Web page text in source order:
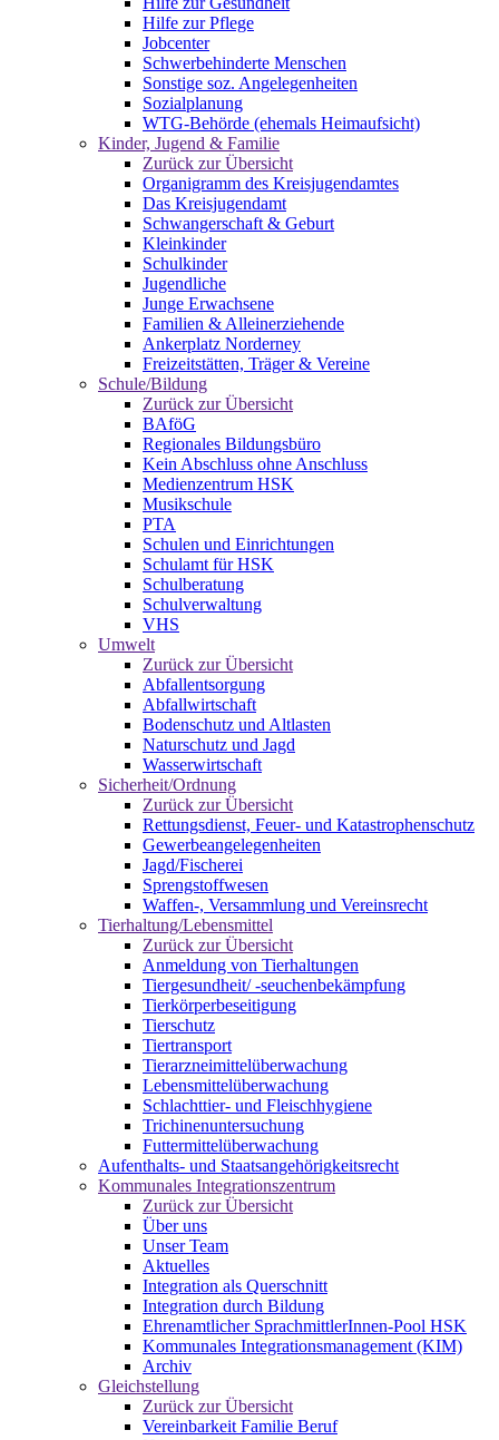
Hilfe zur Pflege
Jobcenter
Schwerbehinderte Menschen
Sonstige soz. Angelegenheiten
Sozialplanung
WTG-Behörde (ehemals Heimaufsicht)
Kinder, Jugend & Familie
Zurück zur Übersicht
Organigramm des Kreisjugendamtes
Das Kreisjugendamt
Schwangerschaft & Geburt
Kleinkinder
Schulkinder
Jugendliche
Junge Erwachsene
Familien & Alleinerziehende
Ankerplatz Norderney
Freizeitstätten, Träger & Vereine
Schule/Bildung
Zurück zur Übersicht
BAföG
Regionales Bildungsbüro
Kein Abschluss ohne Anschluss
Medienzentrum HSK
Musikschule
PTA
Schulen und Einrichtungen
Schulamt für HSK
Schulberatung
Schulverwaltung
VHS
Umwelt
Zurück zur Übersicht
Abfallentsorgung
Abfallwirtschaft
Bodenschutz und Altlasten
Naturschutz und Jagd
Wasserwirtschaft
Sicherheit/Ordnung
Zurück zur Übersicht
Rettungsdienst, Feuer- und Katastrophenschutz
Gewerbeangelegenheiten
Jagd/Fischerei
Sprengstoffwesen
Waffen-, Versammlung und Vereinsrecht
Tierhaltung/Lebensmittel
Zurück zur Übersicht
Anmeldung von Tierhaltungen
Tiergesundheit/ -seuchenbekämpfung
Tierkörperbeseitigung
Tierschutz
Tiertransport
Tierarzneimittelüberwachung
Lebensmittelüberwachung
Schlachttier- und Fleischhygiene
Trichinenuntersuchung
Futtermittelüberwachung
Aufenthalts- und Staatsangehörigkeitsrecht
Kommunales Integrationszentrum
Zurück zur Übersicht
Über uns
Unser Team
Aktuelles
Integration als Querschnitt
Integration durch Bildung
Ehrenamtlicher SprachmittlerInnen-Pool HSK
Kommunales Integrationsmanagement (KIM)
Archiv
Gleichstellung
Zurück zur Übersicht
Vereinbarkeit Familie Beruf